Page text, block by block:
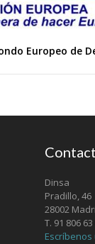
Europeo de
Dinsa
Pradillo, 46
28002
T. 91 806